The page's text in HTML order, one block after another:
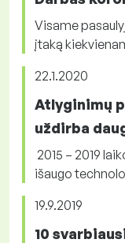
Visame
įtaką
22.1.2020
Atlyginimų
uždirba
2015 – 2019
išaugo
19.9.2019
10